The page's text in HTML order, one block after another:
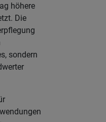
höhere
Die
sondern